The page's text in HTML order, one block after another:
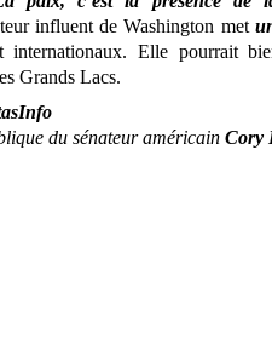
influent de Washington met
internationaux. Elle pourrait
Grands Lacs.
du sénateur américain Cory